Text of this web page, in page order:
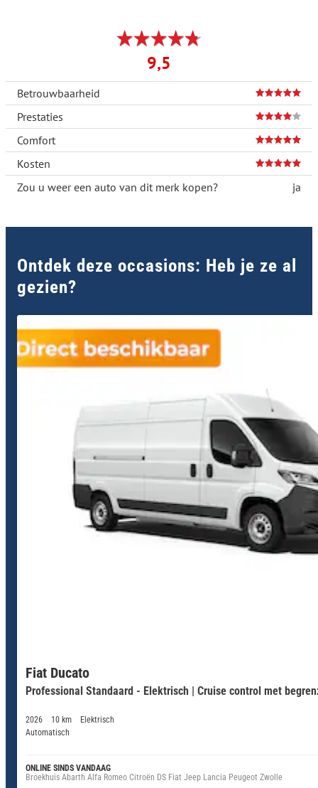
9,5
Betrouwbaarheid
Prestaties
Comfort
Kosten
Zou u weer een auto van dit merk kopen?
ja
Ontdek deze occasions: Heb je ze al
gezien?
Fiat Ducato
Professional Standaard - Elektrisch | Cruise control met
2026 10 km
Elektrisch
Automatisch
ONLINE SINDS VANDAAG
Broekhuis Abarth Alfa Romeo Citroën DS Fiat Jeep Lancia Peugeot Zwolle